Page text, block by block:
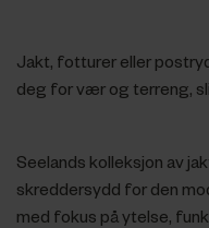
Jakt, fotturer eller
deg for vær og terreng,
Seelands kolleksjon av
skreddersydd for den
med fokus på ytelse,